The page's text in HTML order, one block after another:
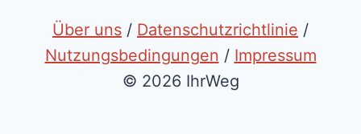
Über uns / Datenschutzrichtlinie /
Nutzungsbedingungen / Impressum
© 2026 IhrWeg